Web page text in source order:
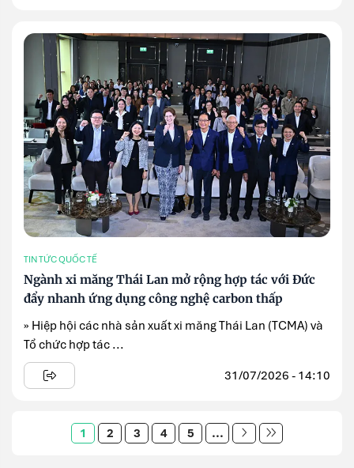
TIN TỨC QUỐC TẾ
Ngành xi măng Thái Lan mở rộng hợp tác với Đức
đẩy nhanh ứng dụng công nghệ carbon thấp
» Hiệp hội các nhà sản xuất xi măng Thái Lan (TCMA) và
Tổ chức hợp tác ...
31/07/2026 - 14:10
1 2 3 4 5 ...